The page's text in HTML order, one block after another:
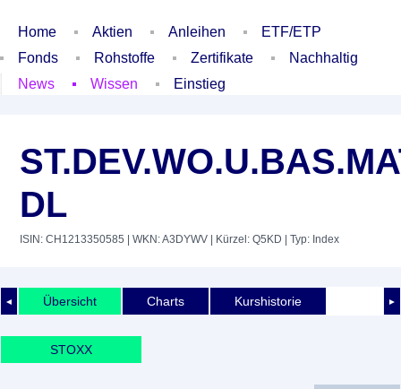
Home Aktien Anleihen
ETF/ETP
Fonds
Rohstoffe Zertifikate
Nachhaltig
News
Wissen Einstieg
DL
ISIN: CH1213350585 | WKN: A3DYWV | Kürzel: Q5KD | Typ: Index
◄ ►
Übersicht Charts Kurshistorie
STOXX